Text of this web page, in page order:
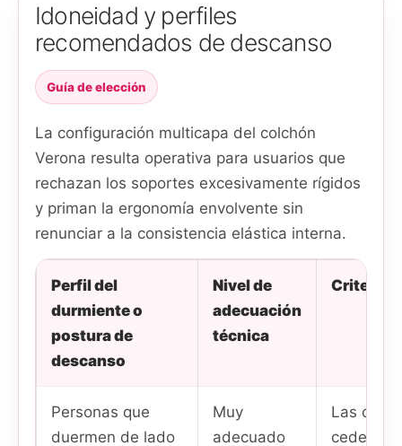
Idoneidad y perfiles
recomendados de descanso
Guía de elección
La configuración multicapa del colchón
Verona resulta operativa para usuarios que
rechazan los soportes excesivamente rígidos
y priman la ergonomía envolvente sin
renunciar a la consistencia elástica interna.
Perfil del
durmiente o
postura de
descanso
Nivel de
adecuación
técnica
Criterio
Personas que
duermen de lado
Muy
adecuado
Las
ceden